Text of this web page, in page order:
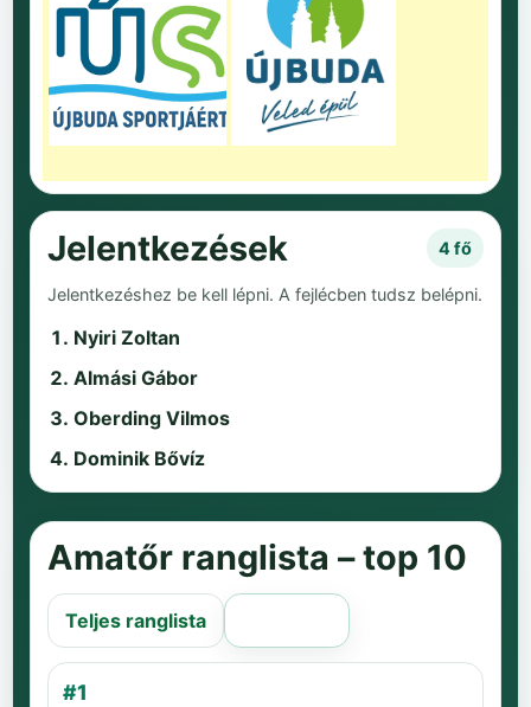
Jelentkezések 4 fő
Jelentkezéshez be kell lépni. A fejlécben tudsz belépni.
Nyiri Zoltan
Almási Gábor
Oberding Vilmos
Dominik Bővíz
Amatőr ranglista – top 10
Teljes ranglista
#1